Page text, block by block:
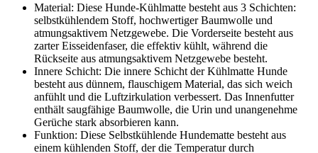
Material: Diese Hunde-Kühlmatte besteht aus 3 Schichten:
selbstkühlendem Stoff, hochwertiger Baumwolle und
atmungsaktivem Netzgewebe. Die Vorderseite besteht aus
zarter Eisseidenfaser, die effektiv kühlt, während die
Rückseite aus atmungsaktivem Netzgewebe besteht.
Innere Schicht: Die innere Schicht der Kühlmatte Hunde
besteht aus dünnem, flauschigem Material, das sich weich
anfühlt und die Luftzirkulation verbessert. Das Innenfutter
enthält saugfähige Baumwolle, die Urin und unangenehme
Gerüche stark absorbieren kann.
Funktion: Diese Selbstkühlende Hundematte besteht aus
einem kühlenden Stoff, der die Temperatur durch